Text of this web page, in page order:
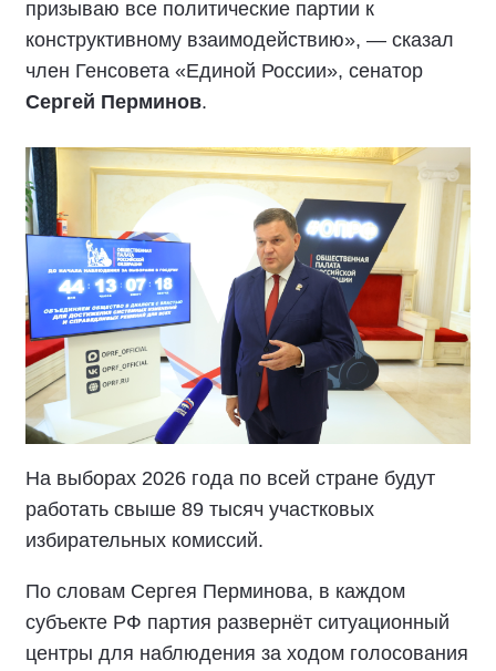
призываю все политические партии к
конструктивному взаимодействию», — сказал
член Генсовета «Единой России», сенатор
Сергей Перминов.
На выборах 2026 года по всей стране будут
работать свыше 89 тысяч участковых
избирательных комиссий.
По словам Сергея Перминова, в каждом
субъекте РФ партия развернёт ситуационный
центры для наблюдения за ходом голосования